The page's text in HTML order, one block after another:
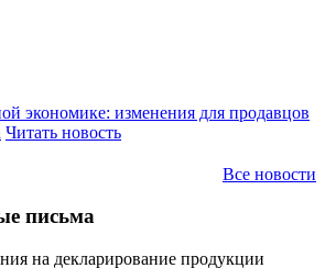
экономике: изменения для продавцов
Читать новость
Все новости
письма
на декларирование продукции